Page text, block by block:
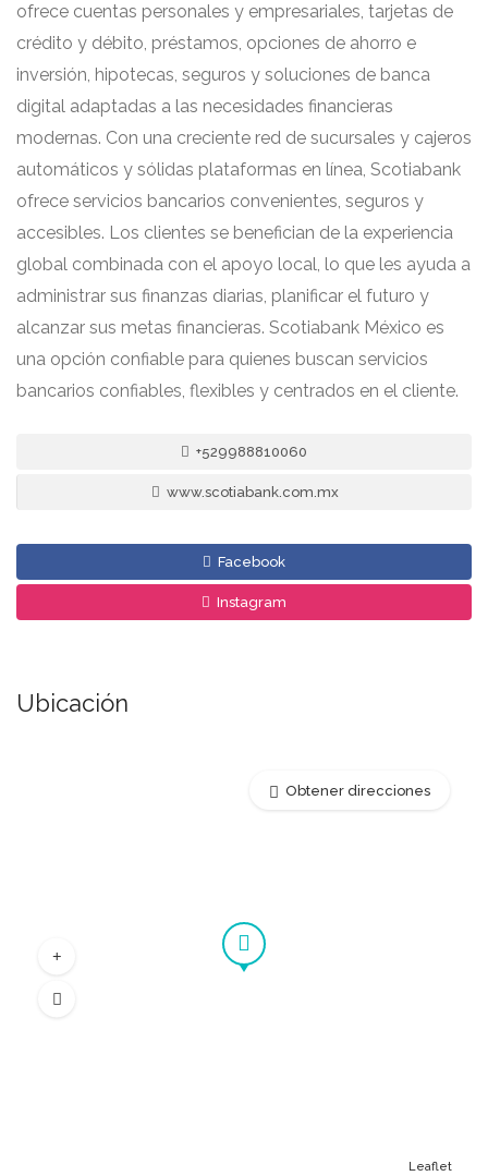
ofrece cuentas personales y empresariales, tarjetas de
crédito y débito, préstamos, opciones de ahorro e
inversión, hipotecas, seguros y soluciones de banca
digital adaptadas a las necesidades financieras
modernas. Con una creciente red de sucursales y cajeros
automáticos y sólidas plataformas en línea, Scotiabank
ofrece servicios bancarios convenientes, seguros y
accesibles. Los clientes se benefician de la experiencia
global combinada con el apoyo local, lo que les ayuda a
administrar sus finanzas diarias, planificar el futuro y
alcanzar sus metas financieras. Scotiabank México es
una opción confiable para quienes buscan servicios
bancarios confiables, flexibles y centrados en el cliente.
+529988810060
www.scotiabank.com.mx
Facebook
Instagram
Ubicación
Leaflet
Obtener direcciones